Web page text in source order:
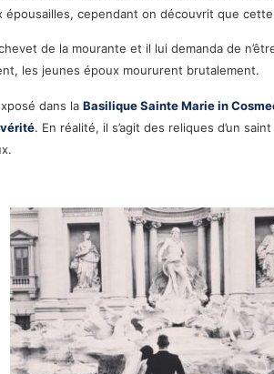
épousailles, cependant on découvrit que
de la mourante et il lui demanda de
les jeunes époux moururent brutalement.
dans la Basilique Sainte Marie in
. En réalité, il s’agit des reliques d’un